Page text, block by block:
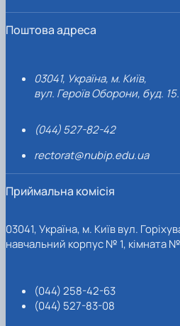
Поштова адреса
03041, Україна, м. Київ,
вул. Героїв Оборони, буд. 15.
(044) 527-82-42
rectorat@nubip.edu.ua
Приймальна комісія
03041, Україна, м. Київ вул.
навчальний корпус № 1, кімната
(044) 258-42-63
(044) 527-83-08